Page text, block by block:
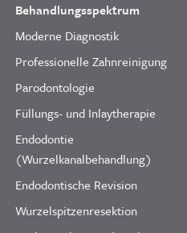
Behandlungsspektrum
Moderne Diagnostik
Professionelle Zahnreinigung
Parodontologie
Füllungs- und Inlaytherapie
Endodontie
(Wurzelkanalbehandlung)
Endodontische Revision
Wurzelspitzenresektion